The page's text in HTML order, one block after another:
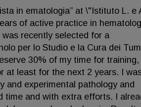
in ematologia” at \"Istituto L. e
of active practice in
recently selected for a
per lo Studio e la Cura dei
30% of my time for
at least for the next 2 years. I
and experimental pathology and
time and with extra efforts. I